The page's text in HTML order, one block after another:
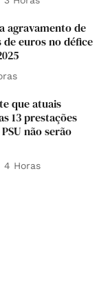
agravamento de
euros no défice
que atuais
13 prestações
não serão
4 Horas